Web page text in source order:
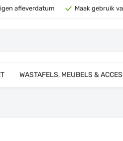
afleverdatum Maak gebruik
WASTAFELS, MEUBELS &